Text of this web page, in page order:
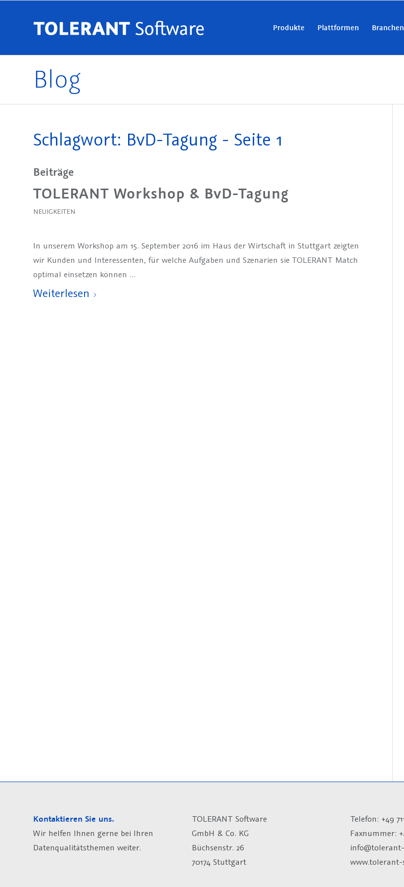
Produkte Plattformen Branchen
Blog
Schlagwort: BvD-Tagung - Seite 1
Beiträge
TOLERANT Workshop & BvD-Tagung
NEUIGKEITEN
In unserem Workshop am 15. September 2016 im Haus der Wirtschaft in Stuttgart zeigten
wir Kunden und Interessenten, für welche Aufgaben und Szenarien sie TOLERANT Match
optimal einsetzen können …
Weiterlesen
Kontaktieren Sie uns.
Wir helfen Ihnen gerne bei Ihren
Datenqualitätsthemen weiter.
TOLERANT Software
GmbH & Co. KG
Büchsenstr. 26
70174 Stuttgart
Telefon: +49
Faxnummer:
www.tolerant-